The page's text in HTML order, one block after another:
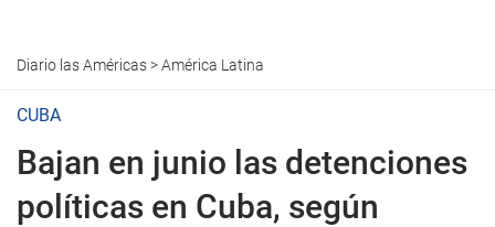
Diario las Américas>América Latina
CUBA
Bajan en junio las detenciones
políticas en Cuba, según